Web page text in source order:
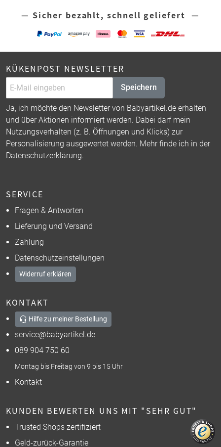
— Sicher bezahlt, schnell geliefert —
KÜKENPOST NEWSLETTER
Speichern
Ja, ich möchte den Newsletter von Babyartikel.de erhalten
und über Aktionen informiert werden. Dabei darf mein
Nutzungsverhalten (z. B. Öffnungen und Klicks) zur
Personalisierung ausgewertet werden. Mehr finde ich in der
Datenschutzerklärung.
SERVICE
Fragen & Antworten
Lieferung und Versand
Zahlung
Datenschutzeinstellungen
Widerruf erklären
KONTAKT
Hilfe zu meiner Bestellung
service@babyartikel.de
089 904 750 60
Montag bis Freitag von 9 bis 15 Uhr
Kontakt
KUNDEN BEWERTEN UNS MIT "SEHR GUT"
Trusted Shops zertifiziert
Geld-zurück-Garantie